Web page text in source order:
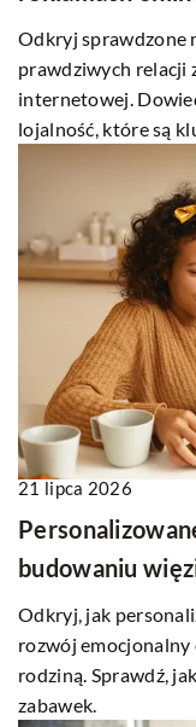
Odkryj sprawdzone
prawdziwych relacji
internetowej.
lojalność, które są
21 lipca 2026
budowaniu
Odkryj, jak
rozwój emocjonalny
rodziną. Sprawdź,
zabawek.